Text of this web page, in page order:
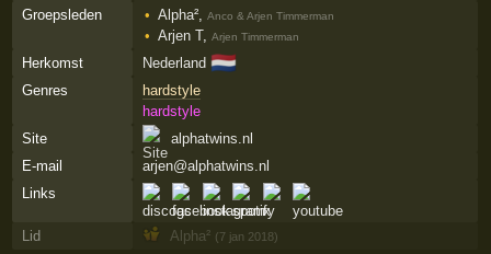
Groepsleden
Alpha² ,Anco & Arjen Timmerman
Arjen T,Arjen Timmerman
Herkomst Nederland 🇳🇱
Genres
hardstyle
hardstyle
Site
alphatwins.nl
E-mail
arjen@alphatwins.nl
Links
Lid Alpha² (7 jan 2018)